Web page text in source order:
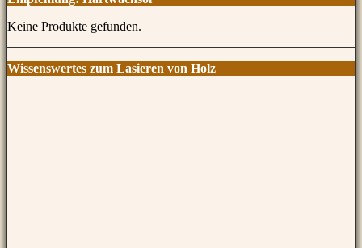
Keine Produkte gefunden.
Wissenswertes zum Lasieren von Holz